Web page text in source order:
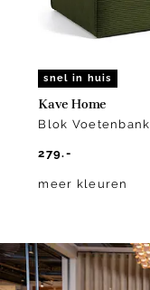
snel in huis
Kave Home
Blok Voetenbank
279.-
meer kleuren